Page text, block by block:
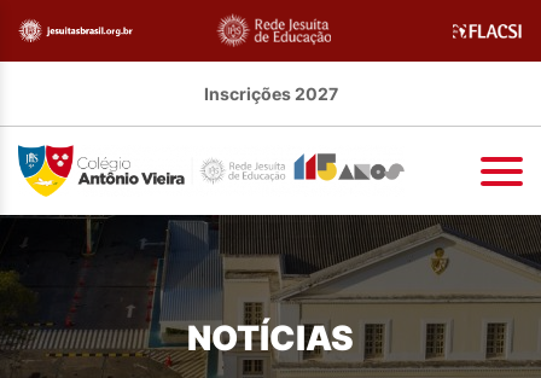
Inscrições 2027
NOTÍCIAS